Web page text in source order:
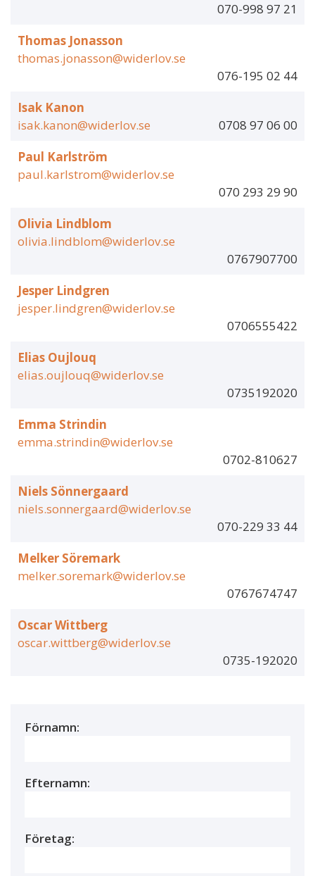
070-998 97 21
Thomas Jonasson
thomas.jonasson@widerlov.se
076-195 02 44
Isak Kanon
isak.kanon@widerlov.se
0708 97 06 00
Paul Karlström
paul.karlstrom@widerlov.se
070 293 29 90
Olivia Lindblom
olivia.lindblom@widerlov.se
0767907700
Jesper Lindgren
jesper.lindgren@widerlov.se
0706555422
Elias Oujlouq
elias.oujlouq@widerlov.se
0735192020
Emma Strindin
emma.strindin@widerlov.se
0702-810627
Niels Sönnergaard
niels.sonnergaard@widerlov.se
070-229 33 44
Melker Söremark
melker.soremark@widerlov.se
0767674747
Oscar Wittberg
oscar.wittberg@widerlov.se
0735-192020
Förnamn:
Efternamn:
Företag: